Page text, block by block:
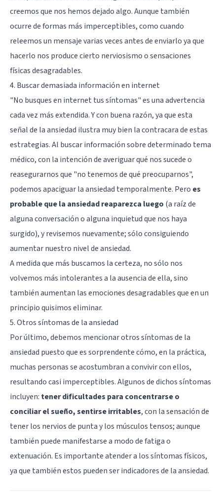
creemos que nos hemos dejado algo. Aunque también
ocurre de formas más imperceptibles, como cuando
releemos un mensaje varias veces antes de enviarlo ya que
hacerlo nos produce cierto nerviosismo o sensaciones
físicas desagradables.
4. Buscar demasiada información en internet
"No busques en internet tus síntomas" es una advertencia
cada vez más extendida. Y con buena razón, ya que esta
señal de la ansiedad ilustra muy bien la contracara de estas
estrategias. Al buscar información sobre determinado tema
médico, con la intención de averiguar qué nos sucede o
reasegurarnos que "no tenemos de qué preocuparnos",
podemos apaciguar la ansiedad temporalmente. Pero es
probable que la ansiedad reaparezca luego (a raíz de
alguna conversación o alguna inquietud que nos haya
surgido), y revisemos nuevamente; sólo consiguiendo
aumentar nuestro nivel de ansiedad.
A medida que más buscamos la certeza, no sólo nos
volvemos más intolerantes a la ausencia de ella, sino
también aumentan las emociones desagradables que en un
principio quisimos eliminar.
5. Otros síntomas de la ansiedad
Por último, debemos mencionar otros síntomas de la
ansiedad puesto que es sorprendente cómo, en la práctica,
muchas personas se acostumbran a convivir con ellos,
resultando casi imperceptibles. Algunos de dichos síntomas
incluyen: tener dificultades para concentrarse o
conciliar el sueño, sentirse irritables, con la sensación de
tener los nervios de punta y los músculos tensos; aunque
también puede manifestarse a modo de fatiga o
extenuación. Es importante atender a los síntomas físicos,
ya que también estos pueden ser indicadores de la ansiedad.